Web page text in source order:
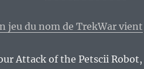
jeu du nom de TrekWar vient
Attack of the Petscii Robot,